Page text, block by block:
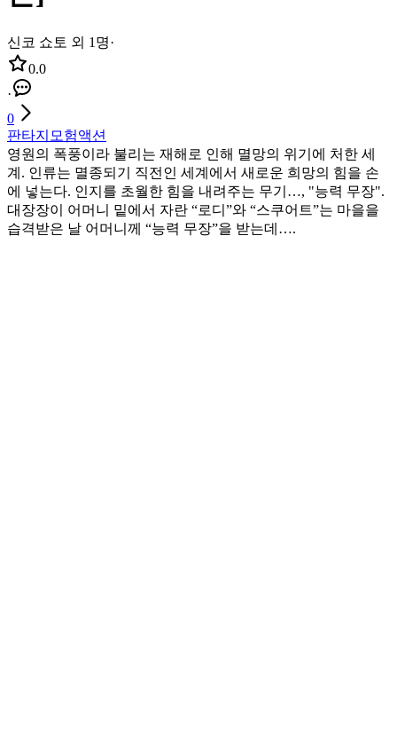
신코 쇼토 외 1명·
0.0
·
0
판타지 모험액션
영원의 폭풍이라 불리는 재해로 인해 멸망의 위기에 처한 세
계. 인류는 멸종되기 직전인 세계에서 새로운 희망의 힘을 손
에 넣는다. 인지를 초월한 힘을 내려주는 무기…, "능력 무장".
대장장이 어머니 밑에서 자란 “로디”와 “스쿠어트”는 마을을
습격받은 날 어머니께 “능력 무장”을 받는데….